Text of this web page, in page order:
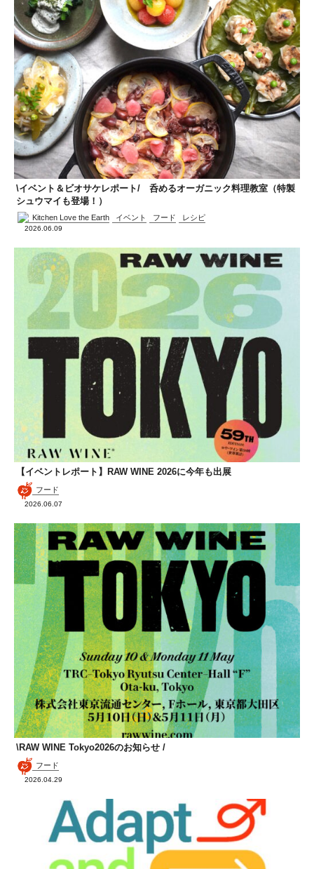
\イベント＆ビオサケレポート/ 呑めるオーガニック料理教室（特製
シュウマイも登場！）
Kitchen Love the Earth イベント フード レシピ
2026.06.09
【イベントレポート】RAW WINE 2026に今年も出展
フード
2026.06.07
\RAW WINE Tokyo2026のお知らせ /
フード
2026.04.29